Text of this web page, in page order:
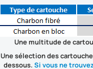
Une multitude de
Une sélection des
dessous. Si vous ne